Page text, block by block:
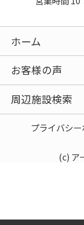
ホーム
お客様の声
周辺施設検索
プライバシ
(c) ア